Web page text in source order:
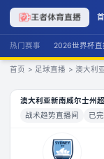
热门赛事 2026世界杯直
首页 > 足球直播 > 澳大利
悉尼FC青年队VS 西
澳大利亚新南威尔士州
战术趋势直播间
已